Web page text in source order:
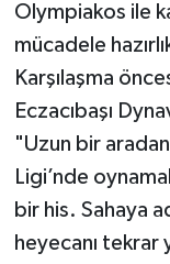
Olympiakos ile
mücadele
Karşılaşma
Eczacıbaşı
"Uzun bir
Ligi’nde
bir his. Sahaya
heyecanı tekrar